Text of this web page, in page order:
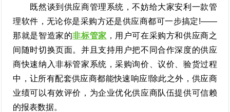
既然谈到供应商管理系统，不妨给大家安利一款管
理软件，无论你是采购方还是供应商都可一步搞定!——
那就是智造家的非标管家 ，用户可在采购方和供应商之
间随时切换页面。并且支持用户把不同合作深度的供应
商快速纳入非标管家系统，采购询价、议价、验货过程
中，让所有配套供应商都能快速响应!除此之外，供应商
业绩可以有效评价，为企业优化供应商队伍提供可信赖
的报表数据。